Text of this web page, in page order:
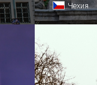
Чехия
В
Карловых
площади,